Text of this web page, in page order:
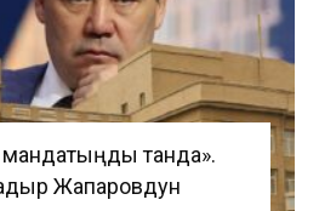
танда».
Жапаровдун